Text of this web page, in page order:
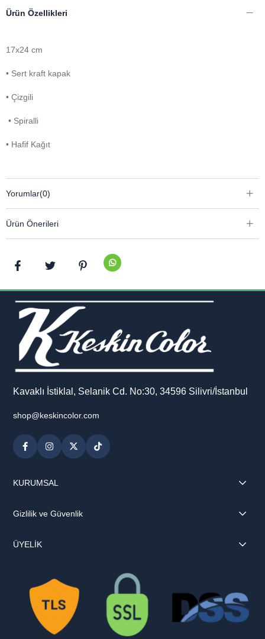
Ürün Özellikleri
17x24 cm
• Sert kraft kapak
• Çizgili
• Spiralli
• Hafif Kağıt
Yorumlar(0)
Ürün Önerileri
Kavaklı İstiklal, Selanik Cd. No:30, 34596 Silivri/İstanbul
shop@keskincolor.com
KURUMSAL
Gizlilik ve Güvenlik
ÜYELİK